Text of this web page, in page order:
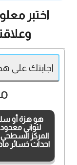
اختبر
اجابتك على
هو هزة أو
المركز